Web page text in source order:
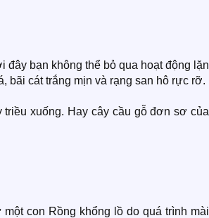
đây bạn không thể bỏ qua hoạt động lặn
bãi cát trắng mịn và rạng san hô rực rỡ.
xuống. Hay cây cầu gỗ đơn sơ của
con Rồng khổng lồ do quá trình mài